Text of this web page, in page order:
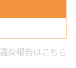
違反報告はこちら